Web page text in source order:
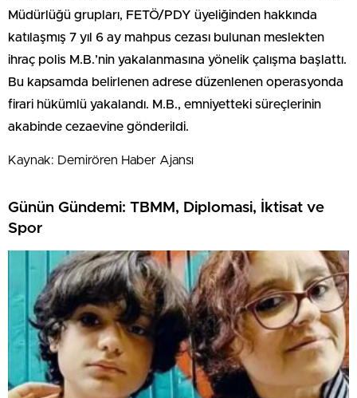
Müdürlüğü grupları, FETÖ/PDY üyeliğinden hakkında
katılaşmış 7 yıl 6 ay mahpus cezası bulunan meslekten
ihraç polis M.B.’nin yakalanmasına yönelik çalışma başlattı.
Bu kapsamda belirlenen adrese düzenlenen operasyonda
firari hükümlü yakalandı. M.B., emniyetteki süreçlerinin
akabinde cezaevine gönderildi.
Kaynak: Demirören Haber Ajansı
Günün Gündemi: TBMM, Diplomasi, İktisat ve
Spor